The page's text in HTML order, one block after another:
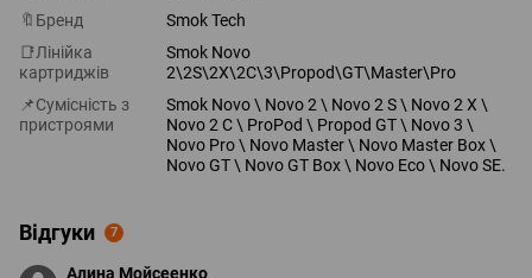
🔖Бренд
Smok Tech
📑Лінійка
картриджів
Smok Novo
2\2S\2X\2C\3\Propod\GT\Master\Pro
📌Сумісність з
пристроями
Smok Novo \ Novo 2 \ Novo 2 S \ Novo 2 X \
Novo 2 С \ ProPod \ Propod GT \ Novo 3 \
Novo Pro \ Novo Master \ Novo Master Box \
Novo GT \ Novo GT Box \ Novo Eco \ Novo SE.
Відгуки 7
Алина Мойсеенко